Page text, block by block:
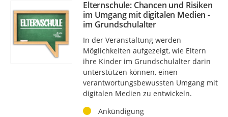
Elternschule: Chancen und Risiken
im Umgang mit digitalen Medien -
im Grundschulalter
In der Veranstaltung werden
Möglichkeiten aufgezeigt, wie Eltern
ihre Kinder im Grundschulalter darin
unterstützen können, einen
verantwortungsbewussten Umgang mit
digitalen Medien zu entwickeln.
StatusAnkündigung